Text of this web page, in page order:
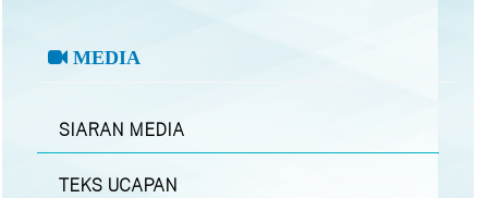
MEDIA
SIARAN MEDIA
TEKS UCAPAN